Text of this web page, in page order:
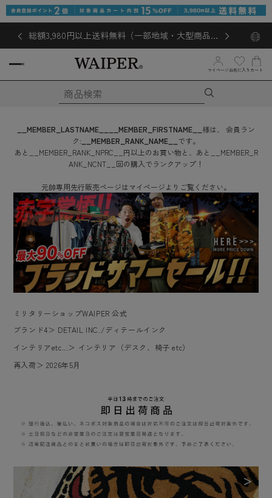
総額3,980円以上送料無料（一部地域・大型商品対
マイページ お気に入り カート
__MEMBER_LASTNAME__ __MEMBER_FIRSTNAME__ 様は、
会員ラン
ク: __MEMBER_RANK_NAME__ です。
あと
__MEMBER_RANK_NPRC__ 円以上のお買い物と、あと
__MEMBER_R
ANK_NCNT__ 回の購入でランクアップ！
元帥専用先行販売ページはマイページよりご覧ください。
ミリタリーショップWAIPER 公式
ブランド4＞ DETAIL INC./ディテールインク
インテリアetc...＞ インテリア（デスク、椅子 etc）
再入荷＞ 2026年5月
＞